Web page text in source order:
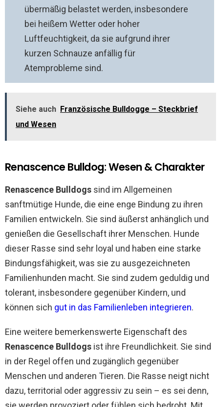
übermäßig belastet werden, insbesondere
bei heißem Wetter oder hoher
Luftfeuchtigkeit, da sie aufgrund ihrer
kurzen Schnauze anfällig für
Atemprobleme sind.
Siehe auch Französische Bulldogge – Steckbrief
und Wesen
Renascence Bulldog: Wesen & Charakter
Renascence Bulldogs sind im Allgemeinen
sanftmütige Hunde, die eine enge Bindung zu ihren
Familien entwickeln. Sie sind äußerst anhänglich und
genießen die Gesellschaft ihrer Menschen. Hunde
dieser Rasse sind sehr loyal und haben eine starke
Bindungsfähigkeit, was sie zu ausgezeichneten
Familienhunden macht. Sie sind zudem geduldig und
tolerant, insbesondere gegenüber Kindern, und
können sich gut in das Familienleben integrieren.
Eine weitere bemerkenswerte Eigenschaft des
Renascence Bulldogs ist ihre Freundlichkeit. Sie sind
in der Regel offen und zugänglich gegenüber
Menschen und anderen Tieren. Die Rasse neigt nicht
dazu, territorial oder aggressiv zu sein – es sei denn,